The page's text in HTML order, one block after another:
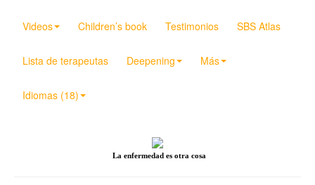
Videos Children’s book Testimonios SBS Atlas
Lista de terapeutas Deepening Más
Idiomas (18)
La enfermedad es otra cosa